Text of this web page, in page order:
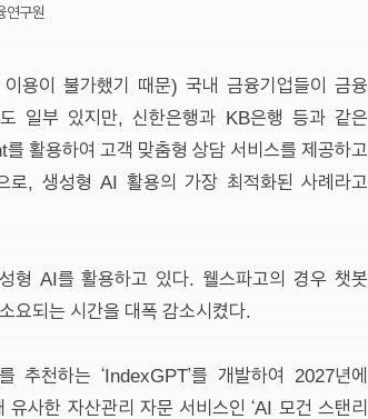
구원
용이 불가했기 때문) 국내 금융기업들이 금융
일부 있지만, 신한은행과 KB은행 등과 같은
활용하여 고객 맞춤형 상담 서비스를 제공하고
, 생성형 AI 활용의 가장 최적화된 사례라고
형 AI를 활용하고 있다. 웰스파고의 경우 챗봇
요되는 시간을 대폭 감소시켰다.
천하는 ‘IndexGPT’를 개발하여 2027년에
사한 자산관리 자문 서비스인 ‘AI 모건 스탠리